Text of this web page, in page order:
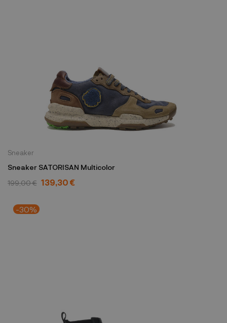
Sneaker
Sneaker SATORISAN Multicolor
199,00 € 139,30 €
-30%